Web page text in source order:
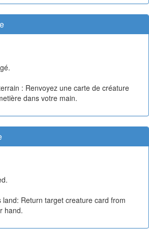
: Renvoyez une carte de créature
dans votre main.
land: Return target creature card from
hand.